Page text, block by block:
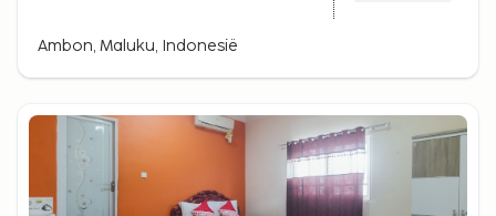
Ambon, Maluku, Indonesië